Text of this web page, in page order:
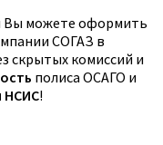
Вы можете оформить
СОГАЗ в
скрытых комиссий и
полиса ОСАГО и
НСИС!